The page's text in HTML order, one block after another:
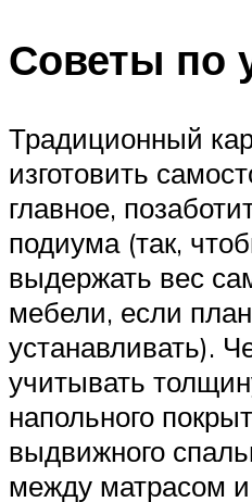
Советы по
Традиционный
изготовить
главное,
подиума (так,
выдержать вес
мебели, если
устанавливать).
учитывать
напольного
выдвижного
между матрасом